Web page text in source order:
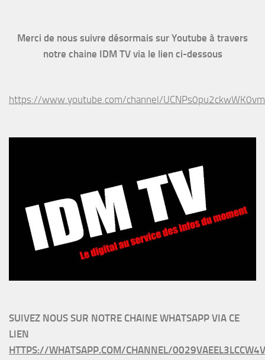
Merci de nous suivre désormais sur Youtube à travers
notre chaine IDM TV via le lien ci-dessous
https://www.youtube.com/channel/
SUIVEZ NOUS SUR NOTRE CHAINE WHATSAPP VIA CE
LIEN
HTTPS://WHATSAPP.COM/CHANNEL/